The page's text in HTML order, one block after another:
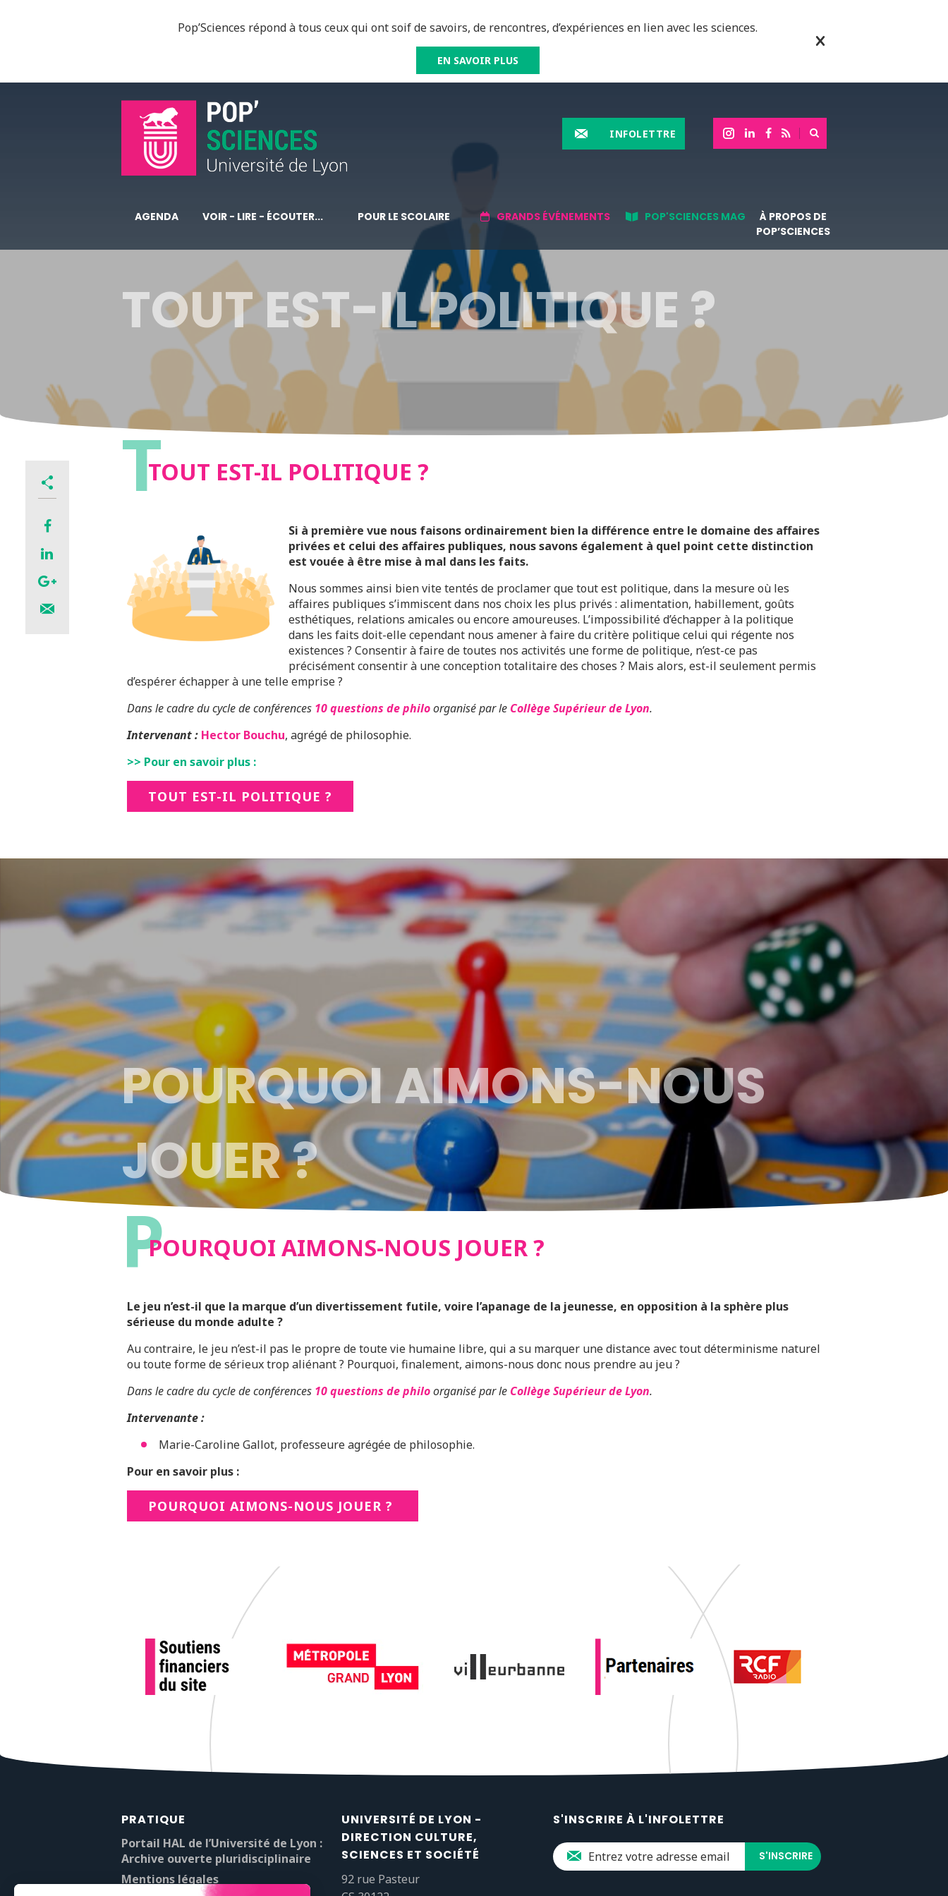
Pop’Sciences répond à tous ceux qui ont soif de savoirs, de rencontres, d’expériences en lien avec les sciences.
EN SAVOIR PLUS
INFOLETTRE
AGENDA VOIR - LIRE - ÉCOUTER... POUR LE SCOLAIRE GRANDS ÉVÉNEMENTS POP'SCIENCES MAG
À PROPOS DE
POP’SCIENCES
TOUT EST-IL POLITIQUE ?
TTOUT EST-IL POLITIQUE ?
Si à première vue nous faisons ordinairement bien la différence entre le domaine des affaires
privées et celui des affaires publiques, nous savons également à quel point cette distinction
est vouée à être mise à mal dans les faits.
Nous sommes ainsi bien vite tentés de proclamer que tout est politique, dans la mesure où les
affaires publiques s’immiscent dans nos choix les plus privés : alimentation, habillement, goûts
esthétiques, relations amicales ou encore amoureuses. L’impossibilité d’échapper à la politique
dans les faits doit-elle cependant nous amener à faire du critère politique celui qui régente nos
existences ? Consentir à faire de toutes nos activités une forme de politique, n’est-ce pas
précisément consentir à une conception totalitaire des choses ? Mais alors, est-il seulement permis
d’espérer échapper à une telle emprise ?
Dans le cadre du cycle de conférences 10 questions de philoorganisé par le Collège Supérieur de Lyon.
Intervenant : Hector Bouchu, agrégé de philosophie.
>> Pour en savoir plus :
TOUT EST-IL POLITIQUE ?
POURQUOI AIMONS-NOUS
JOUER ?
PPOURQUOI AIMONS-NOUS JOUER ?
Le jeu n’est-il que la marque d’un divertissement futile, voire l’apanage de la jeunesse, en opposition à la sphère plus
sérieuse du monde adulte ?
Au contraire, le jeu n’est-il pas le propre de toute vie humaine libre, qui a su marquer une distance avec tout déterminisme naturel
ou toute forme de sérieux trop aliénant ? Pourquoi, finalement, aimons-nous donc nous prendre au jeu ?
Dans le cadre du cycle de conférences 10 questions de philoorganisé par le Collège Supérieur de Lyon.
Intervenante :
Marie-Caroline Gallot, professeure agrégée de philosophie.
Pour en savoir plus :
POURQUOI AIMONS-NOUS JOUER ?
PRATIQUE
Portail HAL de l’Université de Lyon :
Archive ouverte pluridisciplinaire
Mentions légales
UNIVERSITÉ DE LYON -
DIRECTION CULTURE,
SCIENCES ET SOCIÉTÉ
92 rue Pasteur
S'INSCRIRE À L'INFOLETTRE